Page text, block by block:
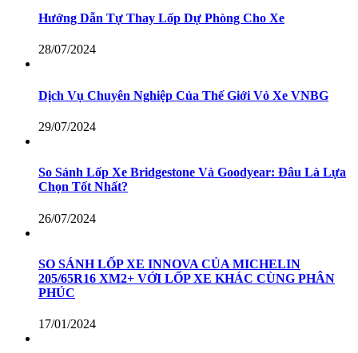
Hướng Dẫn Tự Thay Lốp Dự Phòng Cho Xe
28/07/2024
Dịch Vụ Chuyên Nghiệp Của Thế Giới Vỏ Xe VNBG
29/07/2024
So Sánh Lốp Xe Bridgestone Và Goodyear: Đâu Là Lựa
Chọn Tốt Nhất?
26/07/2024
SO SÁNH LỐP XE INNOVA CỦA MICHELIN
205/65R16 XM2+ VỚI LỐP XE KHÁC CÙNG PHÂN
PHÚC
17/01/2024